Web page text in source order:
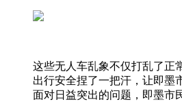
这些无人车乱象不仅打乱了正
出行安全捏了一把汗，让即墨
面对日益突出的问题，即墨市